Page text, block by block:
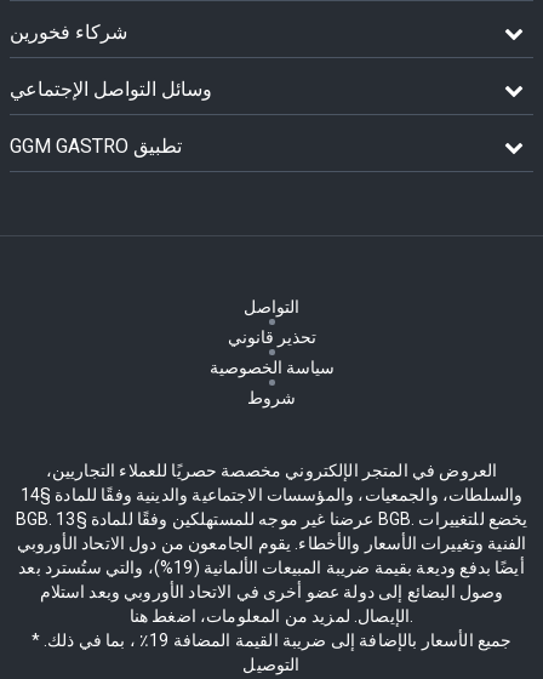
شركاء فخورين
وسائل التواصل الإجتماعي
GGM GASTRO تطبيق
التواصل
تحذير قانوني
سياسة الخصوصية
شروط
العروض في المتجر الإلكتروني مخصصة حصريًا للعملاء التجاريين،
والسلطات، والجمعيات، والمؤسسات الاجتماعية والدينية وفقًا للمادة §14
BGB. عرضنا غير موجه للمستهلكين وفقًا للمادة §13 BGB. يخضع للتغييرات
الفنية وتغييرات الأسعار والأخطاء. يقوم الجامعون من دول الاتحاد الأوروبي
أيضًا بدفع وديعة بقيمة ضريبة المبيعات الألمانية (19%)، والتي ستُسترد بعد
وصول البضائع إلى دولة عضو أخرى في الاتحاد الأوروبي وبعد استلام
* جميع الأسعار بالإضافة إلى ضريبة القيمة المضافة 19٪ ، بما في ذلك.
التوصيل